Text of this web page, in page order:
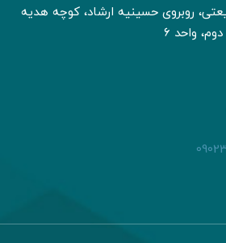
روبروی حسینیه ارشاد، کوچه هدیه